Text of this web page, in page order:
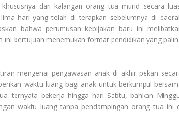
dari kalangan orang tua murid secara
hari yang telah di terapkan sebelumnya di
bahwa perumusan kebijakan baru ini
ini bertujuan menemukan format pendidikan yang
mengenai pengawasan anak di akhir pekan
waktu luang bagi anak untuk berkumpul
ternyata bekerja hingga hari Sabtu, bahkan
waktu luang tanpa pendampingan orang tua ini